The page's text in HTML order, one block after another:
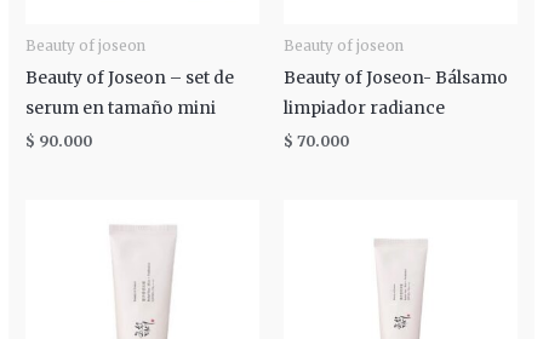
Beauty of joseon
Beauty of Joseon – set de
serum en tamaño mini
$ 90.000
Beauty of joseon
Beauty of Joseon- Bálsamo
limpiador radiance
$ 70.000